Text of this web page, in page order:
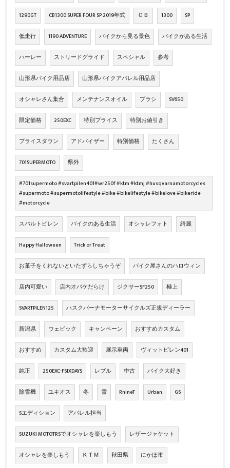
1290GT CB1300 SUPER FOUR SP 2019年式 ＣＢ 1300 SP
低走行 1190 ADVENTURE バイクから見る景色 バイクがある生活
ハーレー ストリードグライド スペシャル 参考
山形県バイク用品店 山形県バイクアパレル用品店
オシャレさん集合 メンテナンスオイル ブラシ SV650
限定価格 250EXC 特別プライス 特別お値引き
プライスダウン アドバイザー 特別価格 たくさん
701SUPERMOTO 県外
#701supermoto #svartpilen401#wr250f #ktm #ktmj #husqvarnamotorcycles
#supermoto #supermotolifestyle #bike #bikelifestyle #bikelove #bikeride
#motorcycle
スバルトピレン バイクのある生活 オシャレフォト 綺麗
Happy Halloween Trick or Treat
お菓子をくれないといたずらしちゃうぞ バイク屋さんのハロウィン
店内可愛い 店内オバケだらけ ジクサーSF250 極上
SVARTPILEN125 ハスクバーナモーターサイクルズ正規ディーラー
新潟県 ウェビック キャンペーン おすすめカスタム
おすすめ カスタム大歓迎 展示車両 ヴィットピレン401
純正 250EXC-FSIXDAYS レブル 中古 バイク大好き
除雪機 ユキオス 冬 雪 RnineT Urban GS
Sエディション アパレル担当
SUZUKI MOTOTRSでオシャレを楽しもう レザージャケット
オシャレを楽しもう ＫＴＭ 秋田県 にかほ市